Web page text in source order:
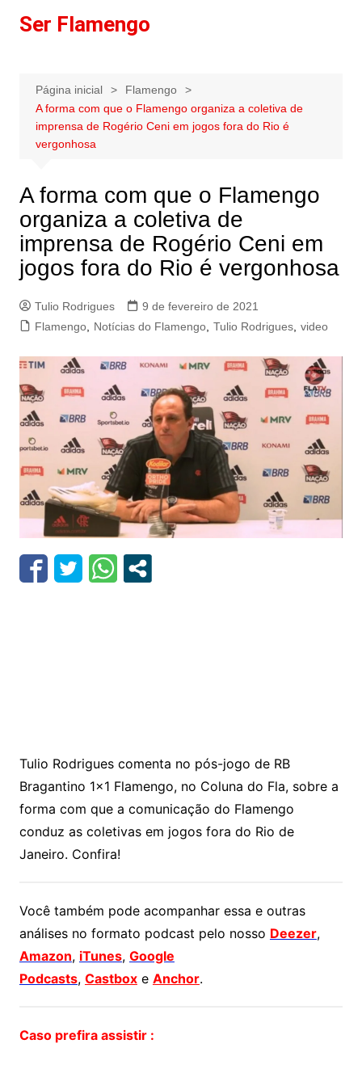
paraSer Flamengo
Página inicial
Flamengo
A forma com que o Flamengo organiza a coletiva de
imprensa de Rogério Ceni em jogos fora do Rio é
vergonhosa
A forma com que o Flamengo
organiza a coletiva de
imprensa de Rogério Ceni em
jogos fora do Rio é vergonhosa
Tulio Rodrigues
9 de fevereiro de 2021
Flamengo, Notícias do Flamengo, Tulio Rodrigues, video
Tulio Rodrigues comenta no pós-jogo de RB
Bragantino 1×1 Flamengo, no Coluna do Fla, sobre a
forma com que a comunicação do Flamengo
conduz as coletivas em jogos fora do Rio de
Janeiro. Confira!
Você também pode acompanhar essa e outras
análises no formato podcast pelo nosso Deezer,
Amazon, iTunes, Google
Podcasts, Castboxe Anchor.
Caso prefira assistir :